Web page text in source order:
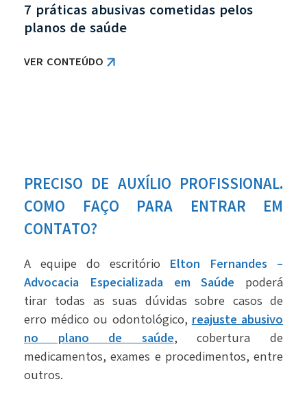
7 práticas abusivas cometidas pelos
planos de saúde
VER CONTEÚDO
PRECISO DE AUXÍLIO PROFISSIONAL.
COMO FAÇO PARA ENTRAR EM
CONTATO?
A equipe do escritório Elton Fernandes –
Advocacia Especializada em Saúde poderá
tirar todas as suas dúvidas sobre casos de
erro médico ou odontológico, reajuste abusivo
no plano de saúde, cobertura de
medicamentos, exames e procedimentos, entre
outros.